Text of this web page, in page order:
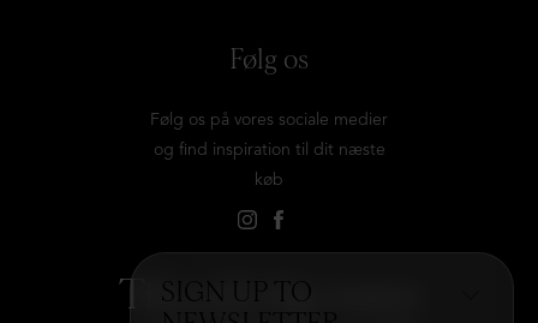
SIGN UP TO
Følg os
Følg os på vores sociale medier
og find inspiration til dit næste
køb
Tilmeld dig vores